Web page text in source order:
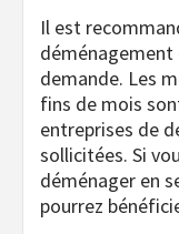
Il est
demande. Les
fins de mois
entreprises de
sollicitées. Si
déménager en
pourrez